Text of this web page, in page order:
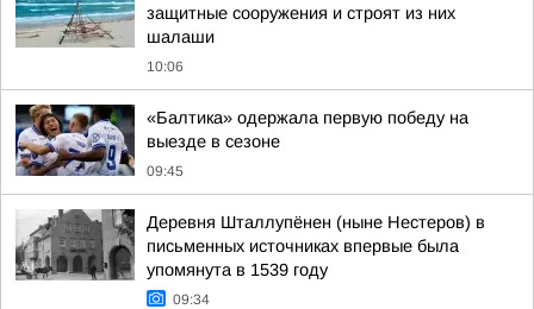
защитные сооружения и строят из них
шалаши
10:06
«Балтика» одержала первую победу на
выезде в сезоне
09:45
Деревня Шталлупёнен (ныне Нестеров) в
письменных источниках впервые была
упомянута в 1539 году
09:34